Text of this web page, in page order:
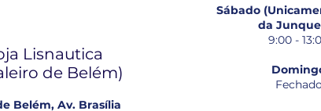
Lisnautica
de Belém​)
Belém, Av. Brasília
Sábado
da
9:00 -